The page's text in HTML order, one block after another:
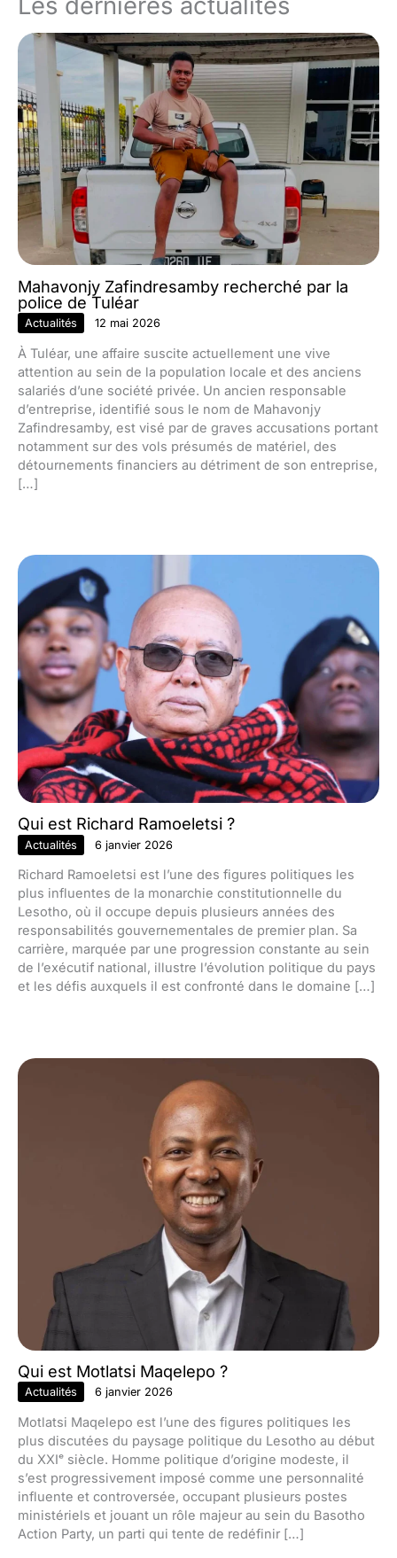
Mahavonjy Zafindresamby recherché par la
police de Tuléar
Actualités 12 mai 2026
À Tuléar, une affaire suscite actuellement une vive
attention au sein de la population locale et des anciens
salariés d’une société privée. Un ancien responsable
d’entreprise, identifié sous le nom de Mahavonjy
Zafindresamby, est visé par de graves accusations portant
notamment sur des vols présumés de matériel, des
détournements financiers au détriment de son entreprise,
[…]
Qui est Richard Ramoeletsi ?
Actualités 6 janvier 2026
Richard Ramoeletsi est l’une des figures politiques les
plus influentes de la monarchie constitutionnelle du
Lesotho, où il occupe depuis plusieurs années des
responsabilités gouvernementales de premier plan. Sa
carrière, marquée par une progression constante au sein
de l’exécutif national, illustre l’évolution politique du pays
et les défis auxquels il est confronté dans le domaine […]
Qui est Motlatsi Maqelepo ?
Actualités 6 janvier 2026
Motlatsi Maqelepo est l’une des figures politiques les
plus discutées du paysage politique du Lesotho au début
du XXIᵉ siècle. Homme politique d’origine modeste, il
s’est progressivement imposé comme une personnalité
influente et controversée, occupant plusieurs postes
ministériels et jouant un rôle majeur au sein du Basotho
Action Party, un parti qui tente de redéfinir […]